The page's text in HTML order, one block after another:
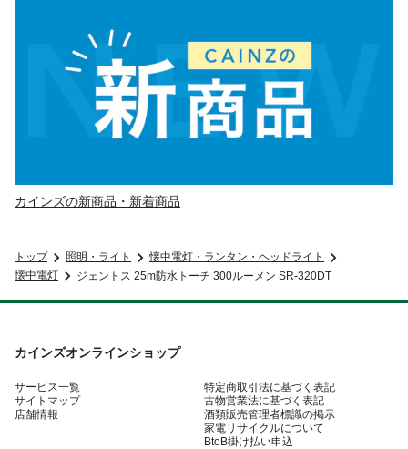
カインズの新商品・新着商品
トップ 照明・ライト
懐中電灯・ランタン・ヘッドライト
懐中電灯
ジェントス 25m防水トーチ 300ルーメン SR-320DT
カインズオンラインショップ
サービス一覧
サイトマップ
店舗情報
特定商取引法に基づく表記
古物営業法に基づく表記
酒類販売管理者標識の掲示
家電リサイクルについて
BtoB掛け払い申込